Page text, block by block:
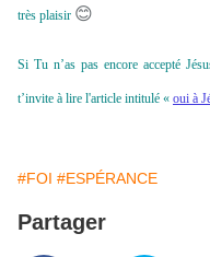
très plaisir 😊
Si Tu n’as pas encore accepté
t’invite à lire l'article intitulé « oui à
#FOI #ESPÉRANCE
Partager